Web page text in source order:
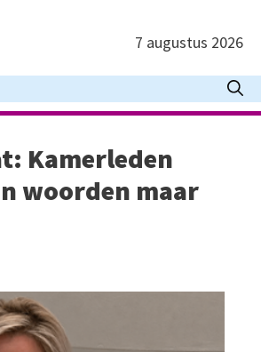
7 augustus 2026
Kamerleden
woorden maar